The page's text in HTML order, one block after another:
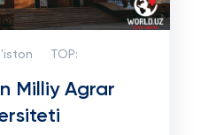
TOP:
Milliy Agrar